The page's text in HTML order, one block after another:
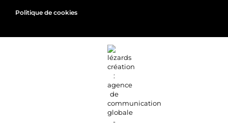
Politique de cookies